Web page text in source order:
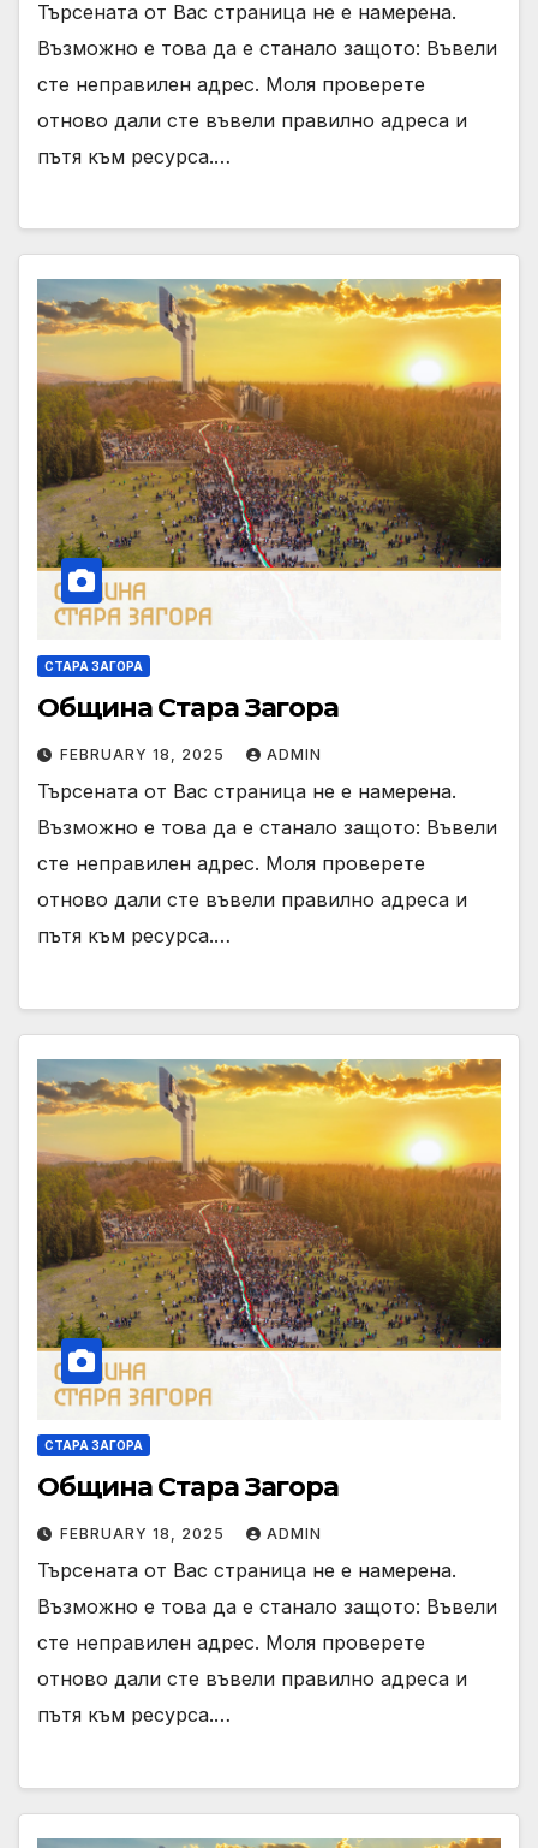
Търсената от Вас страница не е намерена.
Възможно е това да е станало защото: Въвели
сте неправилен адрес. Моля проверете
отново дали сте въвели правилно адреса и
пътя към ресурса.…
СТАРА ЗАГОРА
Община Стара Загора
FEBRUARY 18, 2025 ADMIN
Търсената от Вас страница не е намерена.
Възможно е това да е станало защото: Въвели
сте неправилен адрес. Моля проверете
отново дали сте въвели правилно адреса и
пътя към ресурса.…
СТАРА ЗАГОРА
Община Стара Загора
FEBRUARY 18, 2025 ADMIN
Търсената от Вас страница не е намерена.
Възможно е това да е станало защото: Въвели
сте неправилен адрес. Моля проверете
отново дали сте въвели правилно адреса и
пътя към ресурса.…